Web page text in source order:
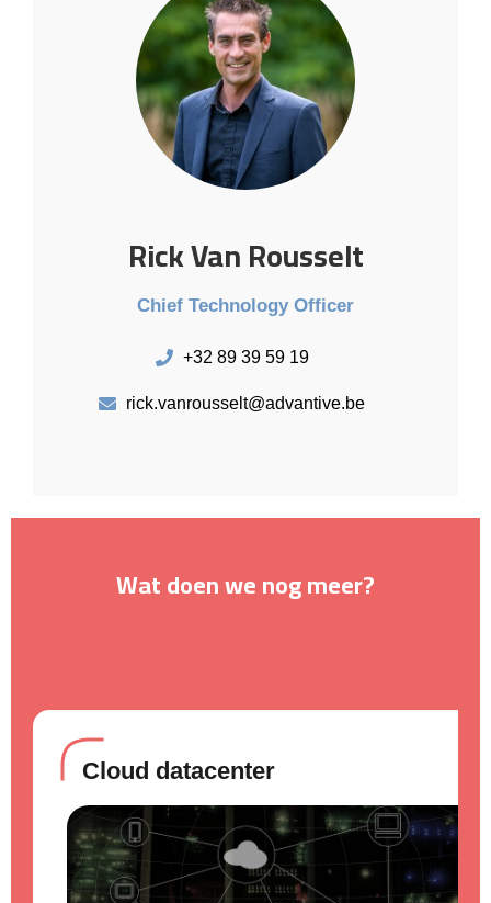
Rick Van Rousselt
Chief Technology Officer
+32 89 39 59 19
rick.vanrousselt@advantive.be
Wat doen we nog meer?
Cloud datacenter